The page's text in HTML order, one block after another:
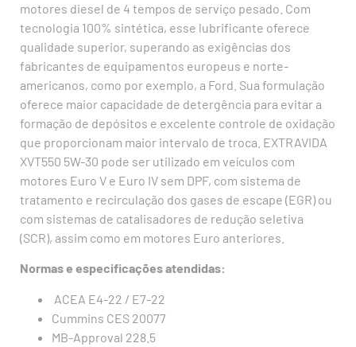
motores diesel de 4 tempos de serviço pesado. Com
tecnologia 100% sintética, esse lubrificante oferece
qualidade superior, superando as exigências dos
fabricantes de equipamentos europeus e norte-
americanos, como por exemplo, a Ford. Sua formulação
oferece maior capacidade de detergência para evitar a
formação de depósitos e excelente controle de oxidação
que proporcionam maior intervalo de troca. EXTRAVIDA
XVT550 5W-30 pode ser utilizado em veículos com
motores Euro V e Euro IV sem DPF, com sistema de
tratamento e recirculação dos gases de escape (EGR) ou
com sistemas de catalisadores de redução seletiva
(SCR), assim como em motores Euro anteriores.
Normas e especificações atendidas:
ACEA E4-22 / E7-22
Cummins CES 20077
MB-Approval 228.5